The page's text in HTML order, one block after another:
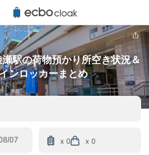
駅の荷物預かり所空き状況＆
ンロッカーまとめ
x 0 x 0